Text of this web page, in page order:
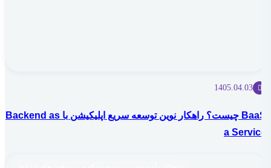
1405.04.03
BaaS چیست؟ راهکار نوین توسعه سریع اپلیکیشن با Backend as
a Service